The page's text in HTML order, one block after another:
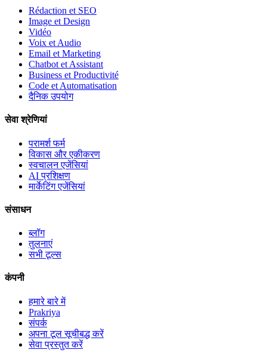
Rédaction et SEO
Image et Design
Vidéo
Voix et Audio
Email et Marketing
Chatbot et Assistant
Business et Productivité
Code et Automatisation
दैनिक उपयोग
सेवा श्रेणियां
परामर्श फर्म
विकास और एकीकरण
स्वचालन एजेंसियां
AI प्रशिक्षण
मार्केटिंग एजेंसियां
संसाधन
ब्लॉग
तुलनाएं
सभी टूल्स
कंपनी
हमारे बारे में
Prakriya
संपर्क
अपना टूल सूचीबद्ध करें
सेवा प्रस्तुत करें